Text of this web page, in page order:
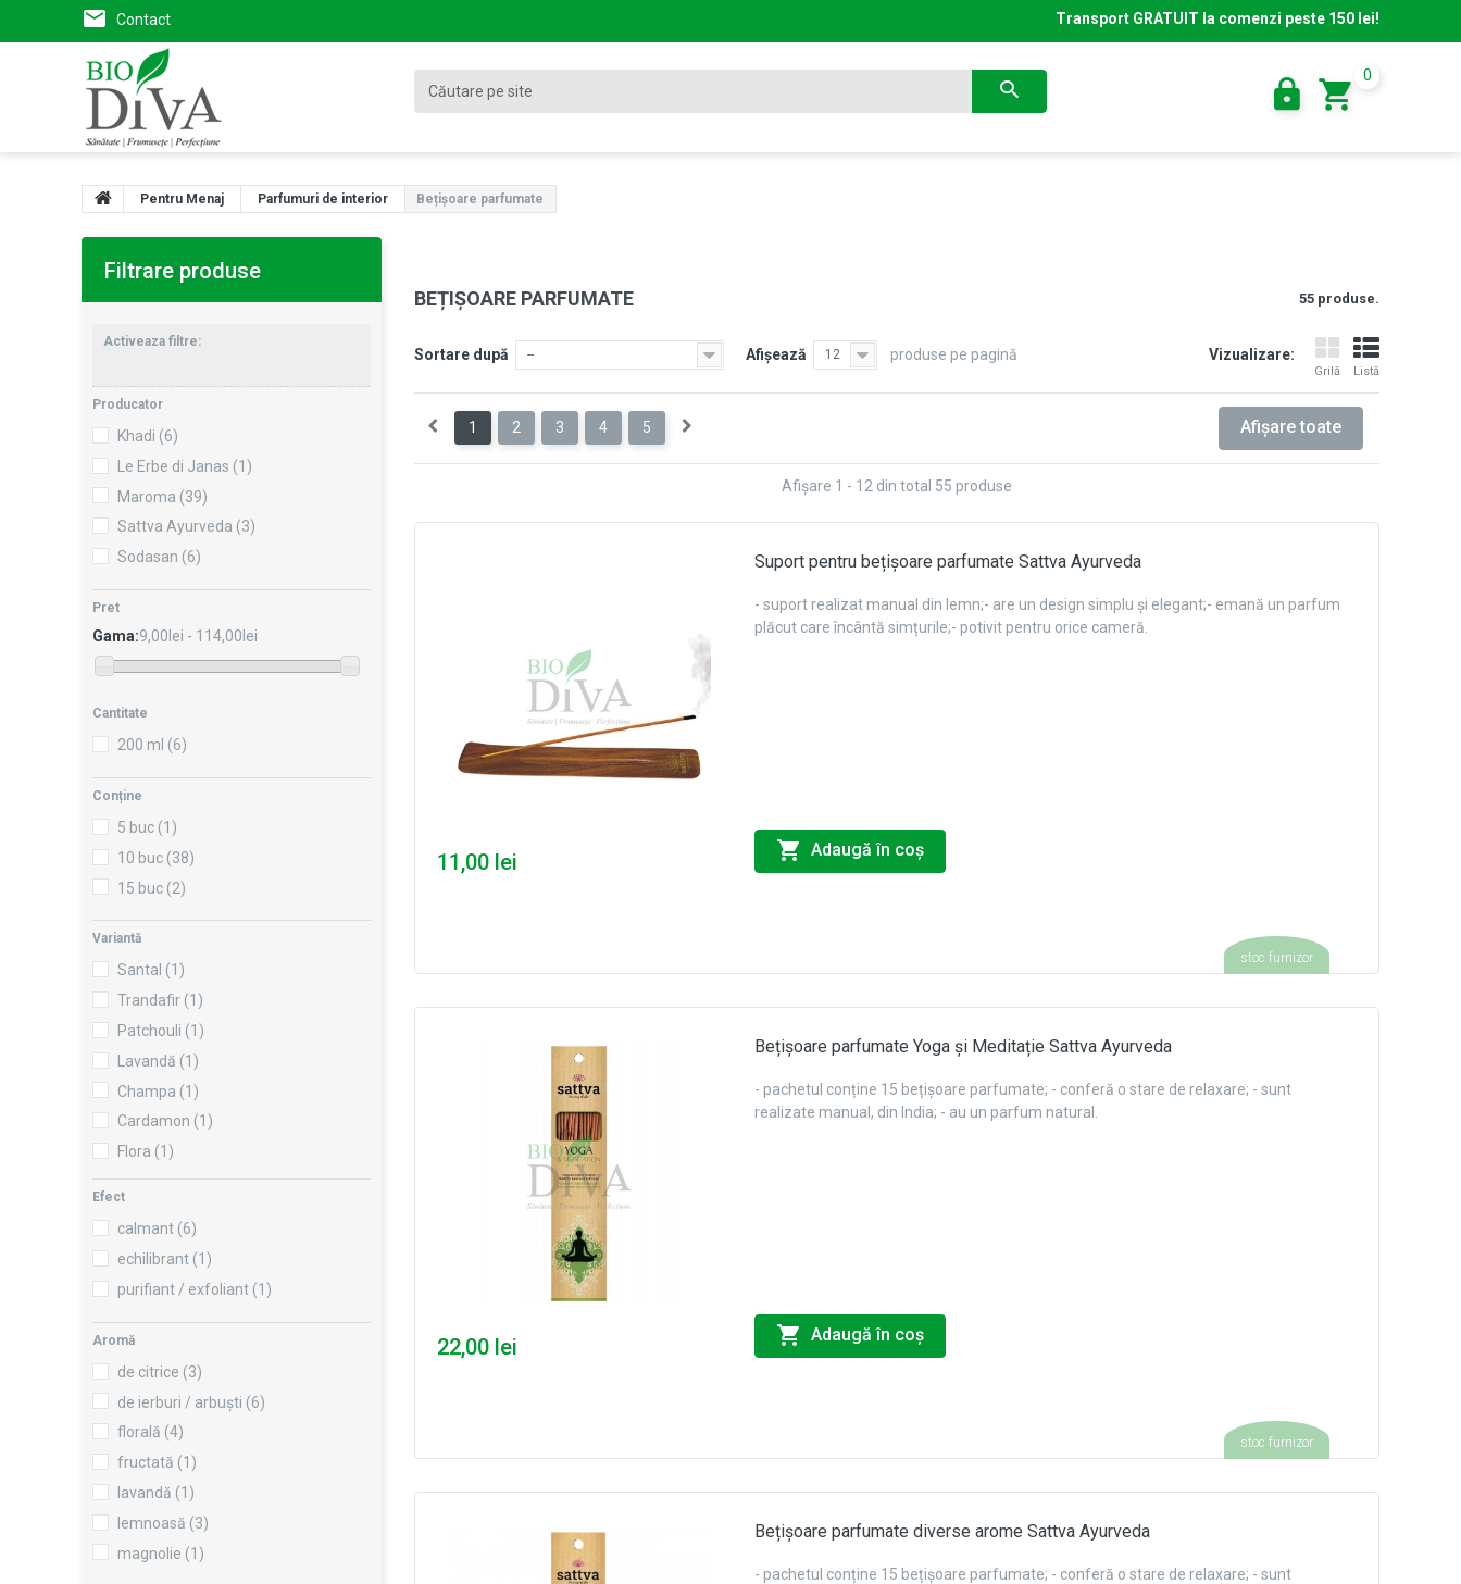
Contact Transport GRATUIT la comenzi peste 150 lei!
0
Pentru Menaj Parfumuri de interior Bețișoare parfumate
BEȚIȘOARE PARFUMATE 55 produse.
Vizualizare:
Grilă Listă
Sortare după -- Afişează 12 produse pe pagină
Afişare toate
1 2 3 4 5
Afişare 1 - 12 din total 55 produse
Suport pentru bețișoare parfumate Sattva Ayurveda
- suport realizat manual din lemn;- are un design simplu și elegant;- emană un parfum
plăcut care încântă simțurile;- potivit pentru orice cameră.
11,00 lei Adaugă în coş
stoc furnizor
Bețișoare parfumate Yoga și Meditație Sattva Ayurveda
- pachetul conține 15 bețișoare parfumate; - conferă o stare de relaxare; - sunt
realizate manual, din India; - au un parfum natural.
22,00 lei Adaugă în coş
stoc furnizor
Bețișoare parfumate diverse arome Sattva Ayurveda
- pachetul conține 15 bețișoare parfumate; - conferă o stare de relaxare; - sunt
Filtrare produse
Activeaza filtre:
Producator
Khadi (6)
Le Erbe di Janas (1)
Maroma (39)
Sattva Ayurveda (3)
Sodasan (6)
Pret
Gama:9,00lei - 114,00lei
Cantitate
200 ml (6)
Conține
5 buc (1)
10 buc (38)
15 buc (2)
Variantă
Santal (1)
Trandafir (1)
Patchouli (1)
Lavandă (1)
Champa (1)
Cardamon (1)
Flora (1)
Tulsi(1)
(1)
Scorțișoară
Vanilie
Migdale dulci
Cerdu
(1)
Iasomie(1)
Neroli
(1)
Efect
calmant (6)
echilibrant (1)
purifiant / exfoliant (1)
Aromă
de citrice (3)
de ierburi / arbuști (6)
florală (4)
fructată (1)
lavandă (1)
lemnoasă (3)
magnolie (1)